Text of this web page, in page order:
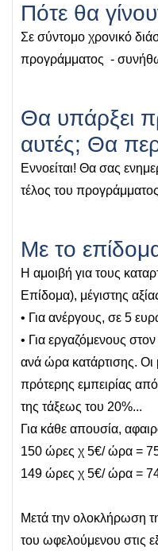
Πότε θα
Σε σύντομο χρονικό
προγράμματος -
Θα υπάρξει
αυτές; Θα
Εννοείται! Θα σας
τέλος του
Με το επίδομα
Η αμοιβή για τους
Επίδομα), μέγιστης
• Για ανέργους, σε 5
• Για εργαζόμενους
ανά ώρα κατάρτισης. Οι
πρότερης εμπειρίας
της τάξεως του 20%...
Για κάθε απουσία,
150 ώρες χ 5€/ ώρα =
149 ώρες χ 5€/ ώρα =
Μετά την ολοκλήρωση
του ωφελούμενου στις